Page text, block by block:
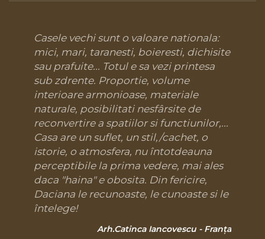
Casele vechi sunt o valoare nationala:
mici, mari, taranesti, boieresti, dichisite
sau prafuite... Totul e sa vezi printesa
sub zdrente. Proportie, volume
interioare armonioase, materiale
naturale, posibilitati nesfârsite de
reconvertire a spatiilor si functiunilor,...
Casa are un suflet, un stil,/cachet, o
istorie, o atmosfera, nu întotdeauna
perceptibile la prima vedere, mai ales
daca "haina" e obosita. Din fericire,
Daciana le recunoaste, le cunoaste si le
întelege!
Arh.Catinca Iancovescu - Franța